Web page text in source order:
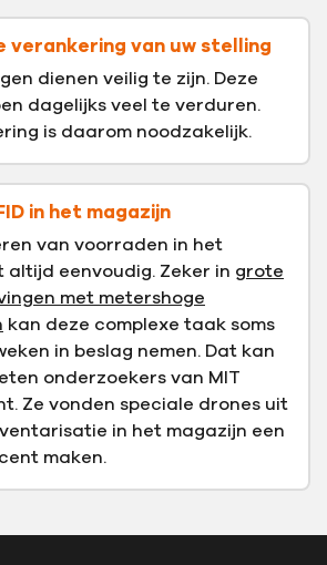
verankering van uw stelling
dienen veilig te zijn. Deze
dagelijks veel te verduren.
is daarom noodzakelijk.
in het magazijn
van voorraden in het
altijd eenvoudig. Zeker in grote
met metershoge
kan deze complexe taak soms
in beslag nemen. Dat kan
onderzoekers van MIT
Ze vonden speciale drones uit
in het magazijn een
maken.